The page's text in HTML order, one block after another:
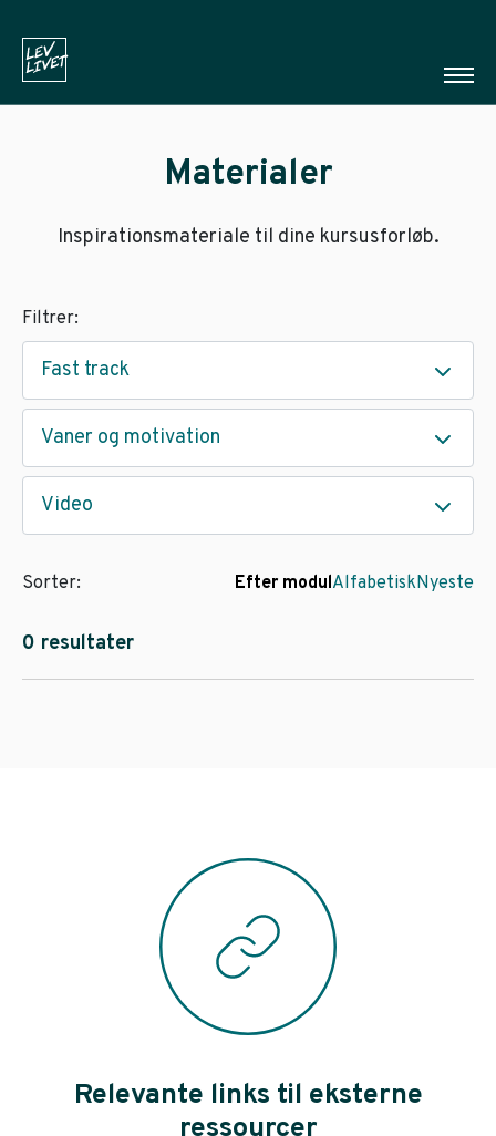
Materialer
Inspirationsmateriale til dine kursusforløb.
Filtrer:
Fast track
Vaner og motivation
Video
0 resultater
Sorter: Efter modulAlfabetiskNyeste
Relevante links til eksterne